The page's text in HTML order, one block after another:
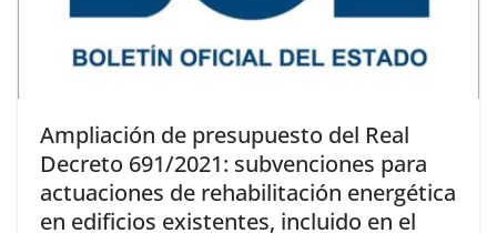
Ampliación de presupuesto del Real
Decreto 691/2021: subvenciones para
actuaciones de rehabilitación energética
en edificios existentes, incluido en el